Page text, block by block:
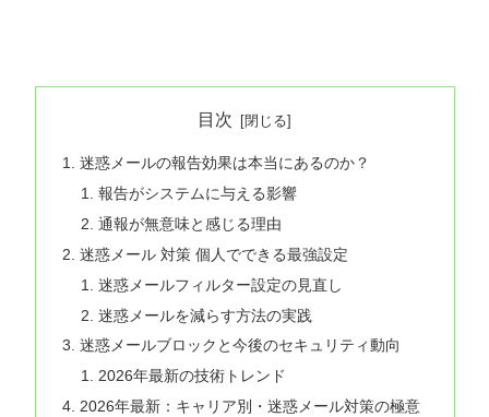
目次
迷惑メールの報告効果は本当にあるのか？
報告がシステムに与える影響
通報が無意味と感じる理由
迷惑メール 対策 個人でできる最強設定
迷惑メールフィルター設定の見直し
迷惑メールを減らす方法の実践
迷惑メールブロックと今後のセキュリティ動向
2026年最新の技術トレンド
2026年最新：キャリア別・迷惑メール対策の極意